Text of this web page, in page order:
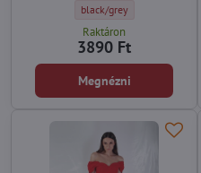
Finom geometrikus
black/grey
Raktáron
3890 Ft
Megnézni